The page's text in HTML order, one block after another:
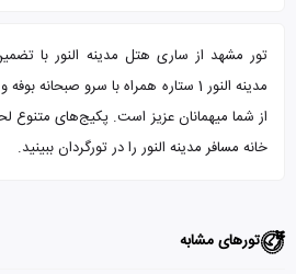
تور مشهد از ساری هتل مدینه النور با
مدینه النور 1 ستاره همراه با سرو
از شما میهمانان عزیز است. پکیج‌های متنوع
خانه مسافر مدینه النور را در تورگردان ببینید.
تورهای مشابه